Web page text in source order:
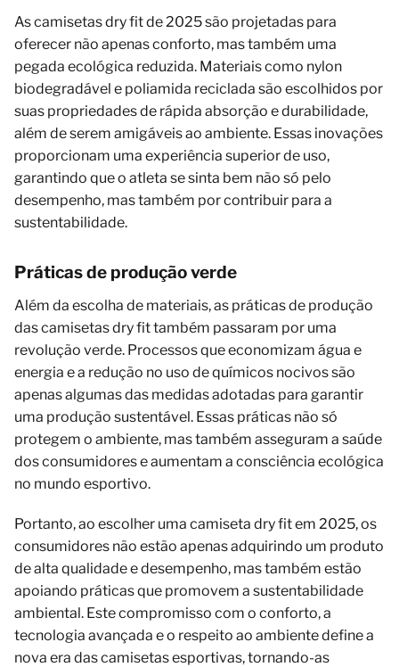
As camisetas dry fit de 2025 são projetadas para
oferecer não apenas conforto, mas também uma
pegada ecológica reduzida. Materiais como nylon
biodegradável e poliamida reciclada são escolhidos por
suas propriedades de rápida absorção e durabilidade,
além de serem amigáveis ao ambiente. Essas inovações
proporcionam uma experiência superior de uso,
garantindo que o atleta se sinta bem não só pelo
desempenho, mas também por contribuir para a
sustentabilidade.
Práticas de produção verde
Além da escolha de materiais, as práticas de produção
das camisetas dry fit também passaram por uma
revolução verde. Processos que economizam água e
energia e a redução no uso de químicos nocivos são
apenas algumas das medidas adotadas para garantir
uma produção sustentável. Essas práticas não só
protegem o ambiente, mas também asseguram a saúde
dos consumidores e aumentam a consciência ecológica
no mundo esportivo.
Portanto, ao escolher uma camiseta dry fit em 2025, os
consumidores não estão apenas adquirindo um produto
de alta qualidade e desempenho, mas também estão
apoiando práticas que promovem a sustentabilidade
ambiental. Este compromisso com o conforto, a
tecnologia avançada e o respeito ao ambiente define a
nova era das camisetas esportivas, tornando-as